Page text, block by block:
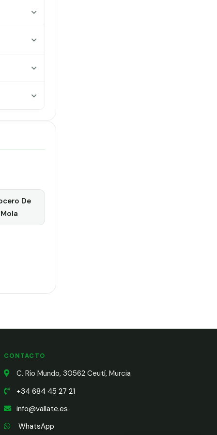
De
Mola
CONTACTO
C. Río Mundo, 30562 Ceutí, Murcia
+34 684 45 27 21
info@vallate.es
WhatsApp